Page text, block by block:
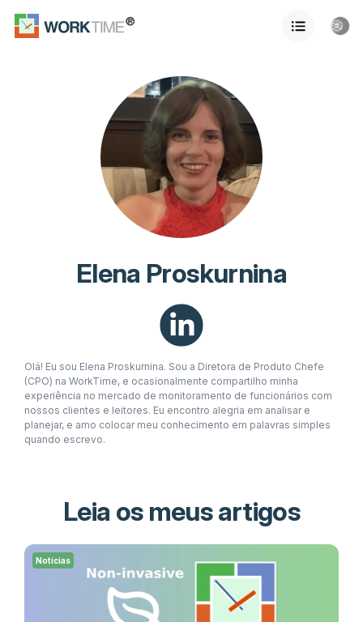
Elena Proskurnina
Olá! Eu sou Elena Proskurnina. Sou a Diretora de Produto Chefe
(CPO) na WorkTime, e ocasionalmente compartilho minha
experiência no mercado de monitoramento de funcionários com
nossos clientes e leitores. Eu encontro alegria em analisar e
planejar, e amo colocar meu conhecimento em palavras simples
quando escrevo.
Leia os meus artigos
Notícias